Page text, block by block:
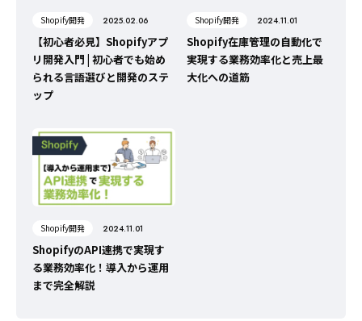
Shopify開発 2025.02.06
【初心者必見】Shopifyアプ
リ開発入門 | 初心者でも始め
られる言語選びと開発のステ
ップ
Shopify開発 2024.11.01
Shopify在庫管理の自動化で
実現する業務効率化と売上最
大化への道筋
Shopify開発 2024.11.01
ShopifyのAPI連携で実現す
る業務効率化！導入から運用
まで完全解説